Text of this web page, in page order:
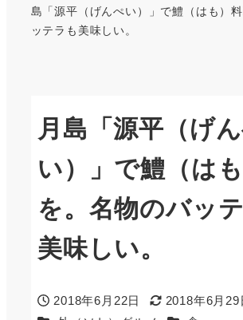
島「源平（げんぺい）」で鱧（はも）
ッテラも美味しい。
月島「源平（げ
い）」で鱧（は
を。名物のバッ
美味しい。
投稿日
2018年6月22日
更新日
2018年6月29